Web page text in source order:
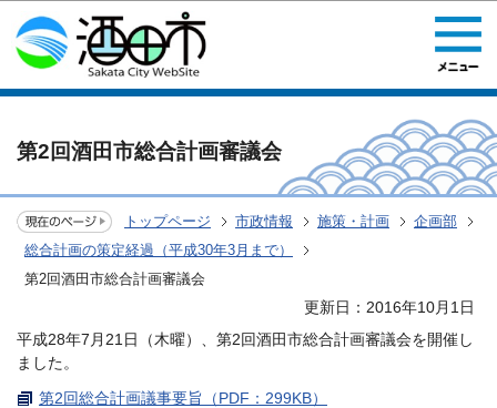
このページの本文へ移動
第2回酒田市総合計画審議会
トップページ 市政情報 施策・計画
企画部
総合計画の策定経過（平成30年3月まで）
第2回酒田市総合計画審議会
更新日：2016年10月1日
平成28年7月21日（木曜）、第2回酒田市総合計画審議会を開催し
ました。
第2回総合計画議事要旨（PDF：299KB）